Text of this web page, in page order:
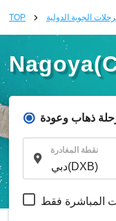
TOP
ذهاب وعودة
نقطة المغادرة
المباشرة فقط